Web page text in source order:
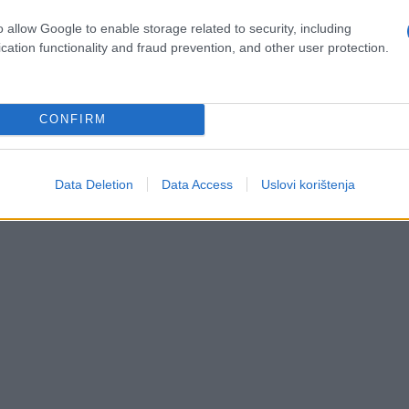
allow Google to enable storage related to security, including
functionality and fraud prevention, and other user protection.
CONFIRM
Data Deletion Data Access Uslovi korištenja
Saznaj više